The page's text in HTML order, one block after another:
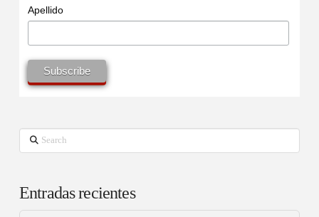
Apellido
Search
Entradas recientes